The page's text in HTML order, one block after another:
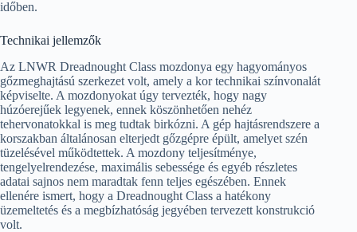
időben.
Technikai jellemzők
Az LNWR Dreadnought Class mozdonya egy hagyományos
gőzmeghajtású szerkezet volt, amely a kor technikai színvonalát
képviselte. A mozdonyokat úgy tervezték, hogy nagy
húzóerejűek legyenek, ennek köszönhetően nehéz
tehervonatokkal is meg tudtak birkózni. A gép hajtásrendszere a
korszakban általánosan elterjedt gőzgépre épült, amelyet szén
tüzelésével működtettek. A mozdony teljesítménye,
tengelyelrendezése, maximális sebessége és egyéb részletes
adatai sajnos nem maradtak fenn teljes egészében. Ennek
ellenére ismert, hogy a Dreadnought Class a hatékony
üzemeltetés és a megbízhatóság jegyében tervezett konstrukció
volt.